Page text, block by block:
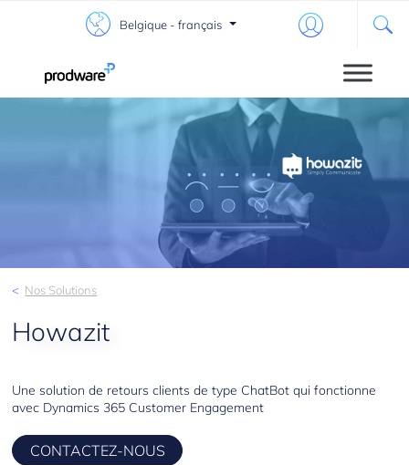
Belgique - français
Nos Solutions
Howazit
Une solution de retours clients de type ChatBot qui fonctionne
avec Dynamics 365 Customer Engagement
CONTACTEZ-NOUS